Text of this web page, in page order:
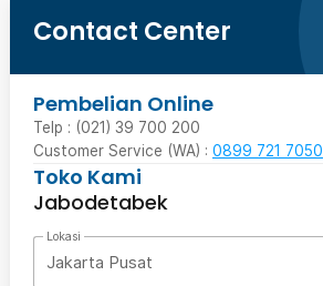
Contact Center
Pembelian Online
Telp : (021) 39 700 200
Customer Service (WA) : 0899 721 7050
Toko Kami
Jabodetabek
Lokasi
Jakarta Pusat